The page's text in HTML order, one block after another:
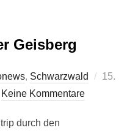
Geisberg
, Schwarzwald
15.
Keine Kommentare
durch den